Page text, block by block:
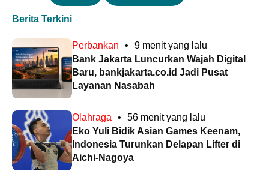
Berita Terkini
Perbankan •
9 menit yang lalu
Bank Jakarta Luncurkan Wajah Digital
Baru, bankjakarta.co.id Jadi Pusat
Layanan Nasabah
Olahraga •
56 menit yang lalu
Eko Yuli Bidik Asian Games Keenam,
Indonesia Turunkan Delapan Lifter di
Aichi-Nagoya